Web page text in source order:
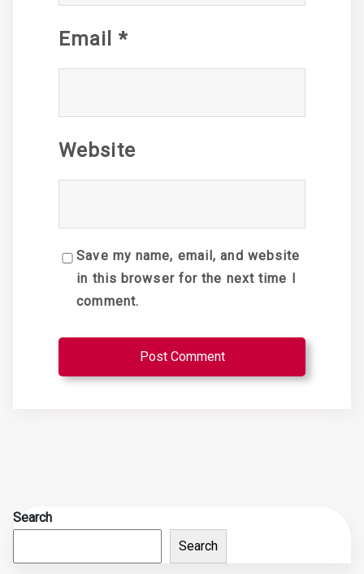
Email *
Website
Save my name, email, and website
in this browser for the next time I
comment.
Search
Search